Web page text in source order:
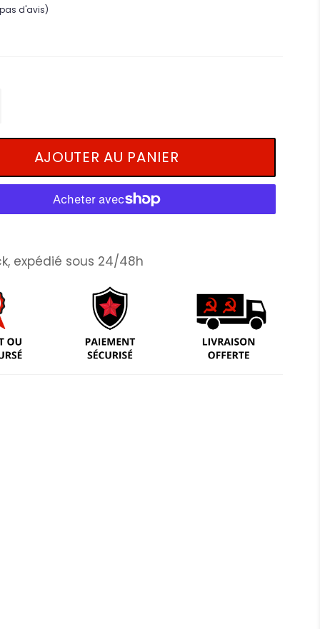
d'avis)
AJOUTER AU PANIER
expédié sous 24/48h